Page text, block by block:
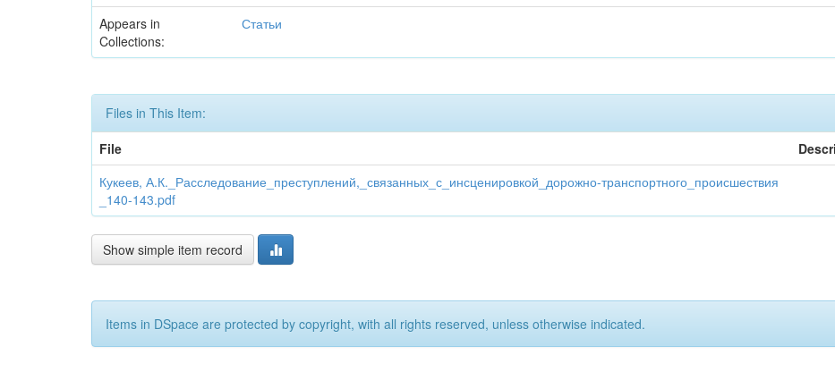
Appears in
Collections:
Статьи
Files in This Item:
File
Кукеев, А.К._Расследование_преступлений,_связанных_с_инсценировкой_дорожно-транспортного_происшествия
_140-143.pdf
Show simple item record
Items in DSpace are protected by copyright, with all rights reserved, unless otherwise indicated.